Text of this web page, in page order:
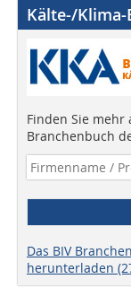
Kälte-/Klima-
Finden Sie mehr
Branchenbuch
Das BIV
herunterladen